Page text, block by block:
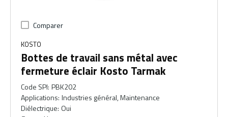
Comparer
KOSTO
Bottes de travail sans métal avec
fermeture éclair Kosto Tarmak
Code SPI: PBK202
Applications: Industries général, Maintenance
Diélectrique: Oui